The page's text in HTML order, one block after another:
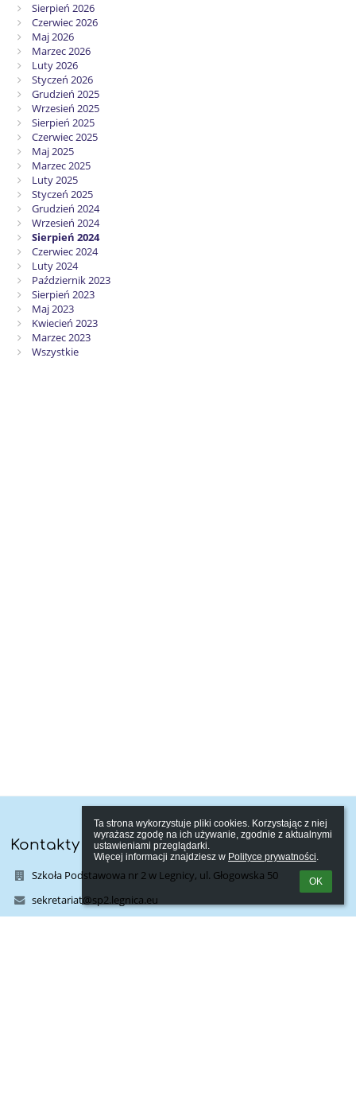
Ta strona wykorzystuje pliki cookies. Korzystając z niej
wyrażasz zgodę na ich używanie, zgodnie z aktualnymi
ustawieniami przeglądarki.
Więcej informacji znajdziesz w Polityce prywatności.
OK
Sierpień 2026
Czerwiec 2026
Maj 2026
Marzec 2026
Luty 2026
Styczeń 2026
Grudzień 2025
Wrzesień 2025
Sierpień 2025
Czerwiec 2025
Maj 2025
Marzec 2025
Luty 2025
Styczeń 2025
Grudzień 2024
Wrzesień 2024
Sierpień 2024
Czerwiec 2024
Luty 2024
Październik 2023
Sierpień 2023
Maj 2023
Kwiecień 2023
Marzec 2023
Wszystkie
Kontakty
Szkoła Podstawowa nr 2 w Legnicy, ul. Głogowska 50
sekretariat@sp2.legnica.eu